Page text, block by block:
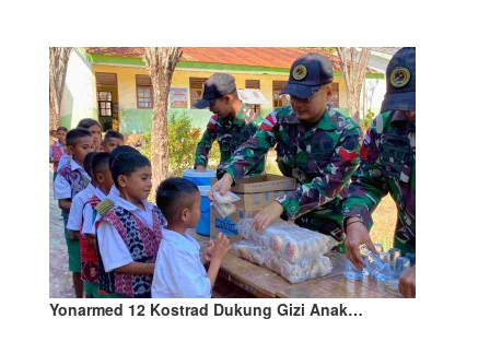
Yonarmed 12 Kostrad Dukung Gizi Anak…